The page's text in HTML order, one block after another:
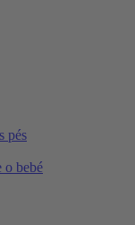
pés
o bebé